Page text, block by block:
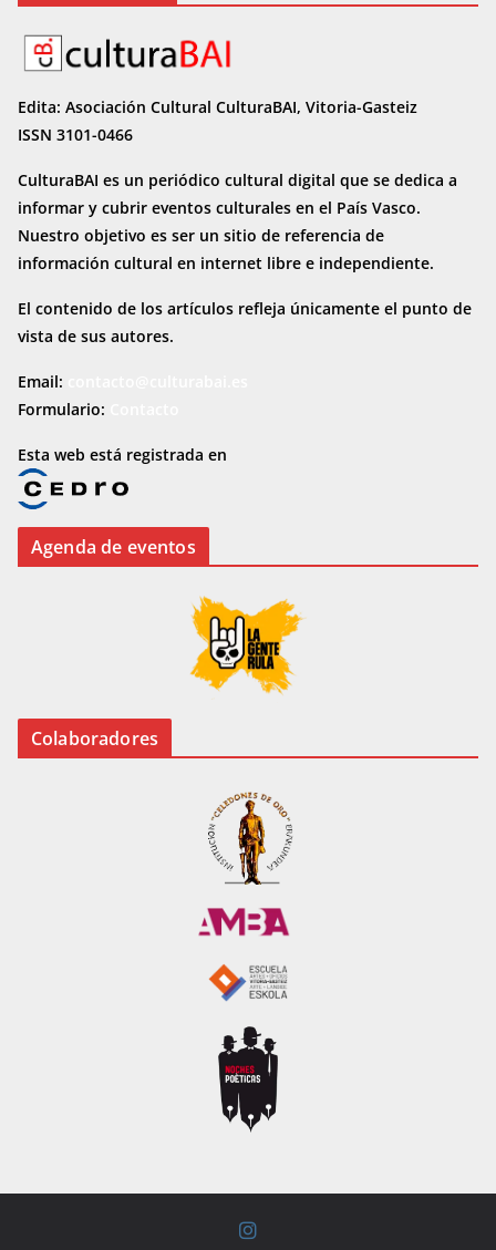
Edita: Asociación Cultural CulturaBAI, Vitoria-Gasteiz
ISSN 3101-0466
CulturaBAI es un periódico cultural digital que se dedica a
informar y cubrir eventos culturales en el País Vasco.
Nuestro objetivo es ser un sitio de referencia de
información cultural en internet libre e independiente.
El contenido de los artículos refleja únicamente el punto de
vista de sus autores.
Email:
Formulario:
Esta web está registrada en
Agenda de eventos
Colaboradores